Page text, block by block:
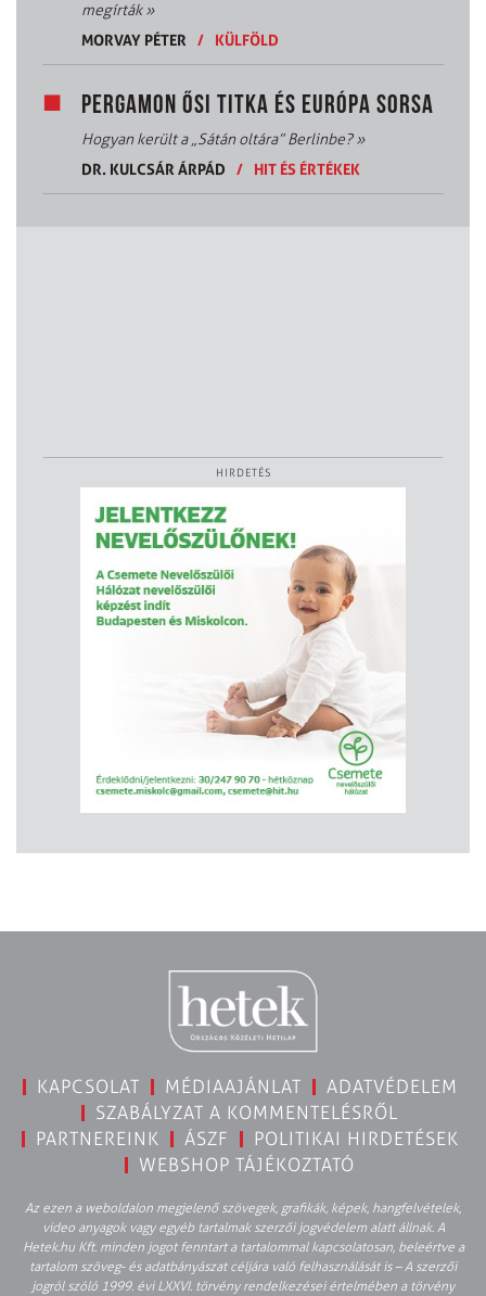
megírták»
MORVAY PÉTER
/ KÜLFÖLD
PERGAMON ŐSI TITKA ÉS EURÓPA SORSA
Hogyan került a „Sátán oltára” Berlinbe?»
DR. KULCSÁR ÁRPÁD
/ HIT ÉS ÉRTÉKEK
HIRDETÉS
KAPCSOLAT MÉDIAAJÁNLAT
ADATVÉDELEM
SZABÁLYZAT A KOMMENTELÉSRŐL
PARTNEREINK
ÁSZF
POLITIKAI HIRDETÉSEK
WEBSHOP TÁJÉKOZTATÓ
Az ezen a weboldalon megjelenő szövegek, grafikák, képek, hangfelvételek,
video anyagok vagy egyéb tartalmak szerzői jogvédelem alatt állnak. A
Hetek.hu Kft. minden jogot fenntart a tartalommal kapcsolatosan, beleértve a
tartalom szöveg- és adatbányászat céljára való felhasználását is – A szerzői
jogról szóló 1999. évi LXXVI. törvény rendelkezései értelmében a törvény